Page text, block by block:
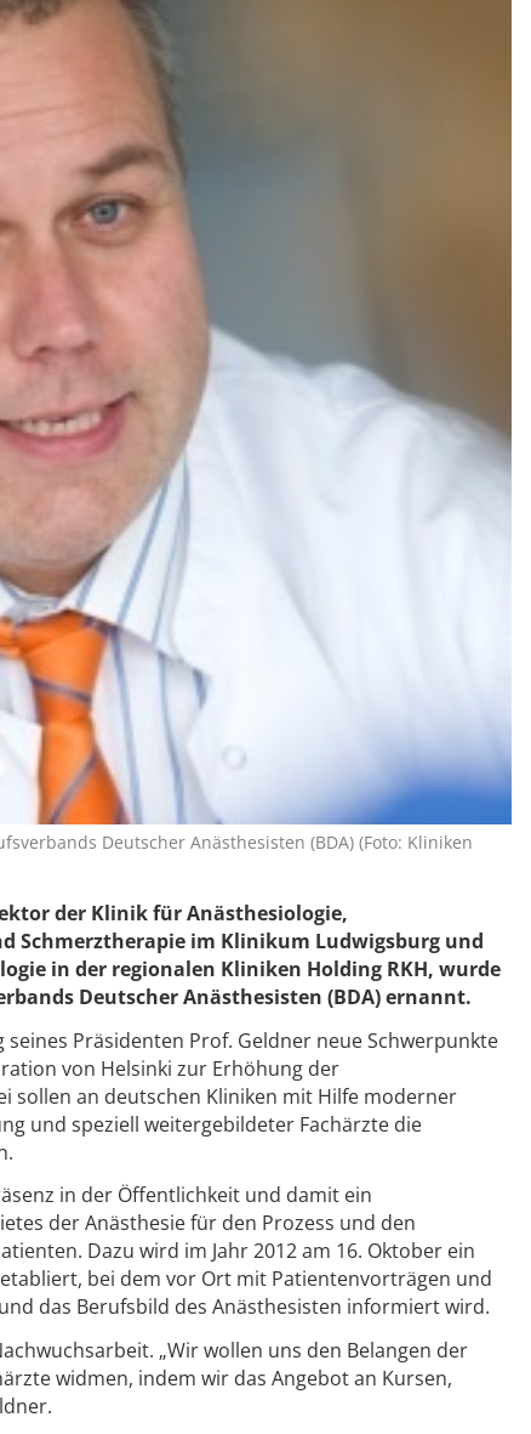
Deutscher Anästhesisten (BDA) (Foto: Kliniken
der Klinik für Anästhesiologie,
Schmerztherapie im Klinikum Ludwigsburg und
in der regionalen Kliniken Holding RKH, wurde
Deutscher Anästhesisten (BDA) ernannt.
Präsidenten Prof. Geldner neue Schwerpunkte
von Helsinki zur Erhöhung der
sollen an deutschen Kliniken mit Hilfe moderner
und speziell weitergebildeter Fachärzte die
in der Öffentlichkeit und damit ein
der Anästhesie für den Prozess und den
Dazu wird im Jahr 2012 am 16. Oktober ein
bei dem vor Ort mit Patientenvorträgen und
das Berufsbild des Anästhesisten informiert wird.
„Wir wollen uns den Belangen der
widmen, indem wir das Angebot an Kursen,